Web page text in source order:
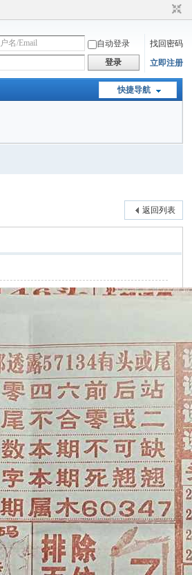
自动登录
找回密码
登录 立即注册
快捷导航
返回列表